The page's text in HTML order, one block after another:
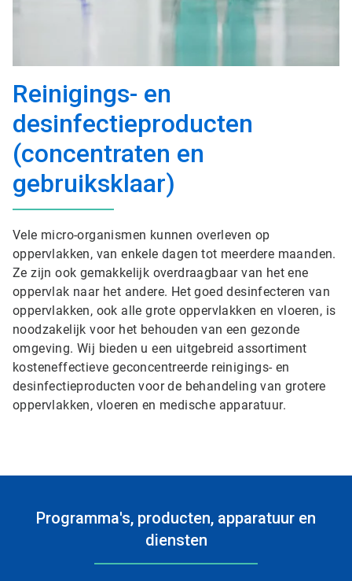
Reinigings- en
desinfectieproducten
(concentraten en
gebruiksklaar)
Vele micro-organismen kunnen overleven op
oppervlakken, van enkele dagen tot meerdere maanden.
Ze zijn ook gemakkelijk overdraagbaar van het ene
oppervlak naar het andere. Het goed desinfecteren van
oppervlakken, ook alle grote oppervlakken en vloeren, is
noodzakelijk voor het behouden van een gezonde
omgeving. Wij bieden u een uitgebreid assortiment
kosteneffectieve geconcentreerde reinigings- en
desinfectieproducten voor de behandeling van grotere
oppervlakken, vloeren en medische apparatuur.
Programma's, producten, apparatuur en
diensten